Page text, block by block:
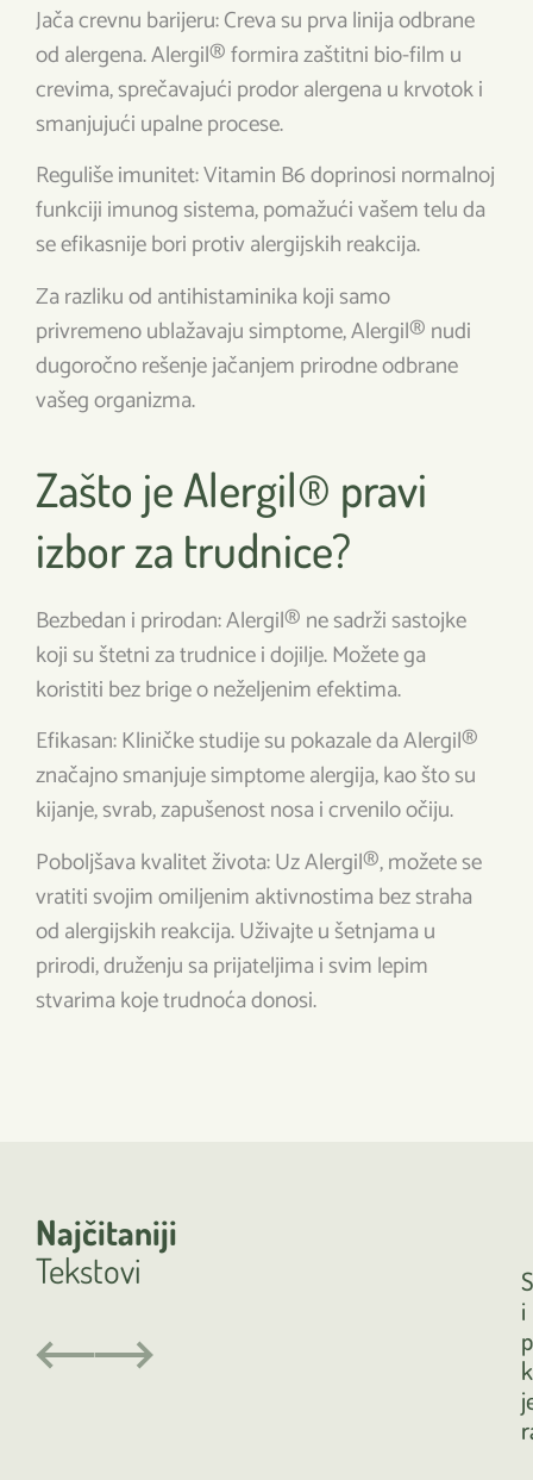
Jača crevnu barijeru: Creva su prva linija odbrane
od alergena. Alergil® formira zaštitni bio-film u
crevima, sprečavajući prodor alergena u krvotok i
smanjujući upalne procese.
Reguliše imunitet: Vitamin B6 doprinosi normalnoj
funkciji imunog sistema, pomažući vašem telu da
se efikasnije bori protiv alergijskih reakcija.
Za razliku od antihistaminika koji samo
privremeno ublažavaju simptome, Alergil® nudi
dugoročno rešenje jačanjem prirodne odbrane
vašeg organizma.
Zašto je Alergil® pravi
izbor za trudnice?
Bezbedan i prirodan: Alergil® ne sadrži sastojke
koji su štetni za trudnice i dojilje. Možete ga
koristiti bez brige o neželjenim efektima.
Efikasan: Kliničke studije su pokazale da Alergil®
značajno smanjuje simptome alergija, kao što su
kijanje, svrab, zapušenost nosa i crvenilo očiju.
Poboljšava kvalitet života: Uz Alergil®, možete se
vratiti svojim omiljenim aktivnostima bez straha
od alergijskih reakcija. Uživajte u šetnjama u
prirodi, druženju sa prijateljima i svim lepim
stvarima koje trudnoća donosi.
Najčitaniji
Tekstovi
i